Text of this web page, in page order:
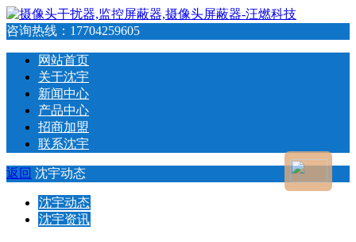
咨询热线： 17704259605
网站首页
关于沈宇
新闻中心
产品中心
招商加盟
联系沈宇
返回 沈宇动态
沈宇动态
沈宇资讯